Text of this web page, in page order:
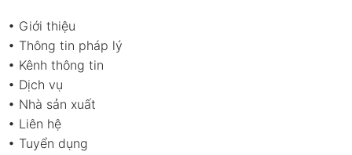
• Giới thiệu
• Thông tin pháp lý
• Kênh thông tin
• Dịch vụ
• Nhà sản xuất
• Liên hệ
• Tuyển dụng